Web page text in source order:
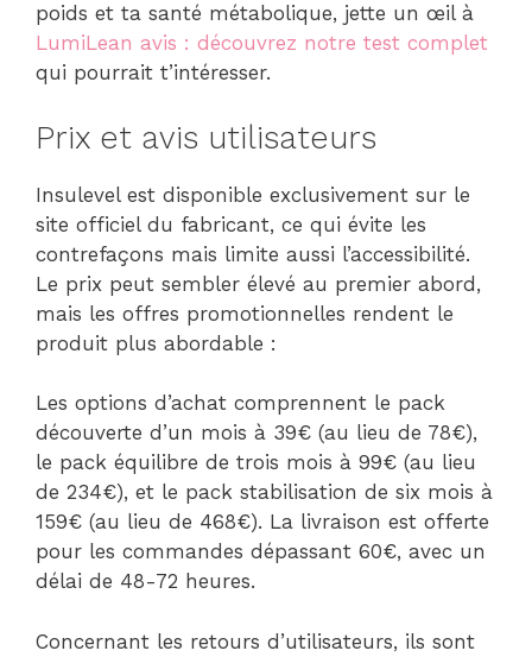
poids et ta santé métabolique, jette un œil à
LumiLean avis : découvrez notre test complet
qui pourrait t’intéresser.
Prix et avis utilisateurs
Insulevel est disponible exclusivement sur le
site officiel du fabricant, ce qui évite les
contrefaçons mais limite aussi l’accessibilité.
Le prix peut sembler élevé au premier abord,
mais les offres promotionnelles rendent le
produit plus abordable :
Les options d’achat comprennent le pack
découverte d’un mois à 39€ (au lieu de 78€),
le pack équilibre de trois mois à 99€ (au lieu
de 234€), et le pack stabilisation de six mois à
159€ (au lieu de 468€). La livraison est offerte
pour les commandes dépassant 60€, avec un
délai de 48-72 heures.
Concernant les retours d’utilisateurs, ils sont